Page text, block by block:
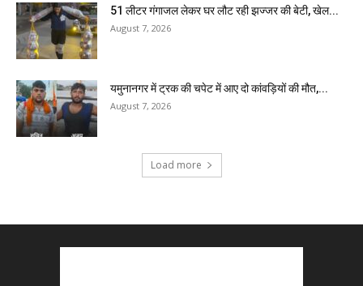
51 लीटर गंगाजल लेकर घर लौट रही झज्जर की बेटी, खेल...
August 7, 2026
यमुनानगर में ट्रक की चपेट में आए दो कांवड़ियों की मौत,...
August 7, 2026
Load more